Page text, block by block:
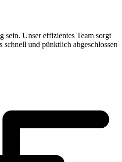
sein. Unser effizientes Team sorgt
schnell und pünktlich abgeschlossen